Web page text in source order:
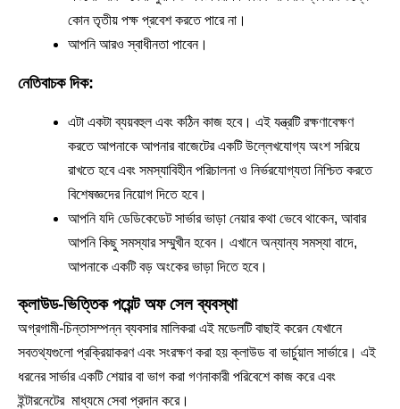
কোন তৃতীয় পক্ষ প্রবেশ করতে পারে না।
আপনি আরও স্বাধীনতা পাবেন।
নেতিবাচক দিক:
এটা একটা ব্যয়বহুল এবং কঠিন কাজ হবে। এই যন্ত্রটি রক্ষণাবেক্ষণ
করতে আপনাকে আপনার বাজেটের একটি উল্লেখযোগ্য অংশ সরিয়ে
রাখতে হবে এবং সমস্যাবিহীন পরিচালনা ও নির্ভরযোগ্যতা নিশ্চিত করতে
বিশেষজ্ঞদের নিয়োগ দিতে হবে।
আপনি যদি ডেডিকেডেট সার্ভার ভাড়া নেয়ার কথা ভেবে থাকেন, আবার
আপনি কিছু সমস্যার সম্মুখীন হবেন। এখানে অন্যান্য সমস্যা বাদে,
আপনাকে একটি বড় অংকের ভাড়া দিতে হবে।
ক্লাউড-ভিত্তিক পয়েন্ট অফ সেল ব্যবস্থা
অগ্রগামী-চিন্তাসম্পন্ন ব্যবসার মালিকরা এই মডেলটি বাছাই করেন যেখানে
সবতথ্যগুলো প্রক্রিয়াকরণ এবং সংরক্ষণ করা হয় ক্লাউড বা ভার্চুয়াল সার্ভারে। এই
ধরনেরসার্ভার একটি শেয়ার বা ভাগ করা গণনাকারী পরিবেশে কাজ করে এবং
ইন্টারনেটের মাধ্যমেসেবা প্রদান করে।